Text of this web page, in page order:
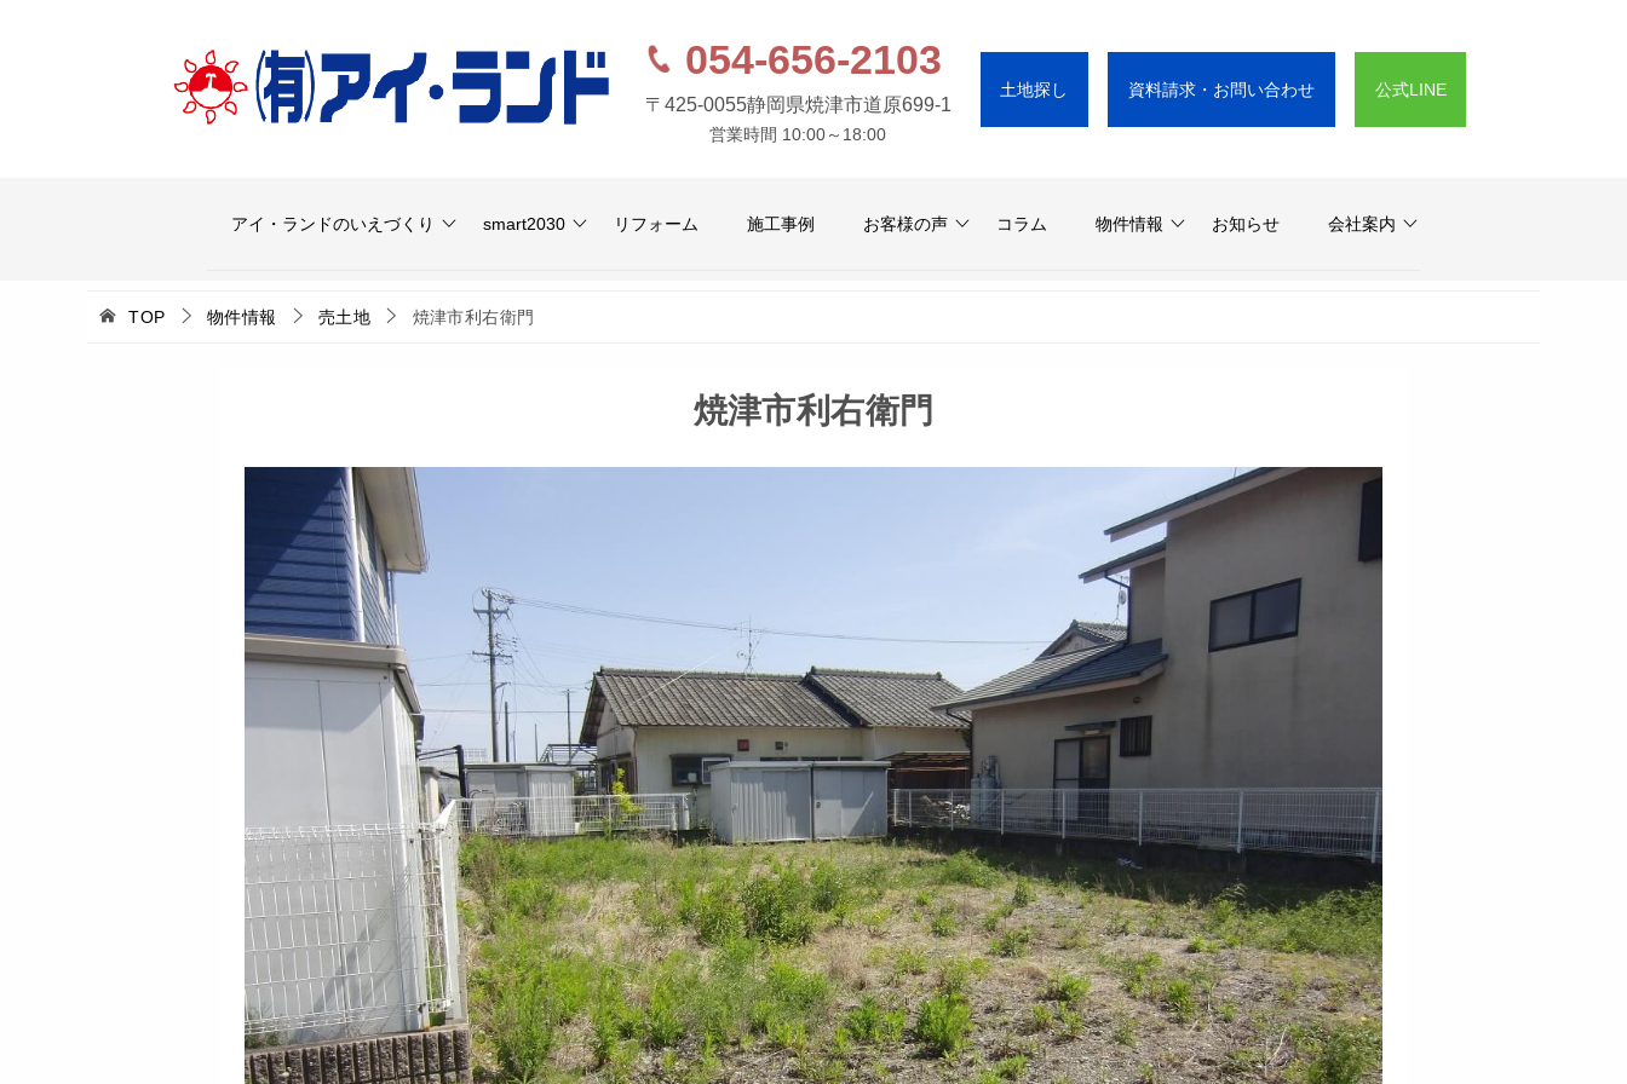
054-656-2103
〒425-0055静岡県焼津市道原699-1
営業時間 10:00～18:00
土地探し 資料請求・お問い合わせ 公式LINE
アイ・ランドのいえづくり smart2030 リフォーム 施工事例 お客様の声 コラム 物件情報 お知らせ 会社案内
TOP 物件情報 売土地 焼津市利右衛門
焼津市利右衛門